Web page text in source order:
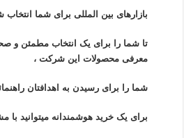
بازار‌های بین المللی برای شما انتخاب
تا شما را برای یک انتخاب مطمئن و
معرفی محصولات این شرکت ،
شما را برای رسیدن به اهدافتان
برای یک خرید هوشمندانه میتوانید با